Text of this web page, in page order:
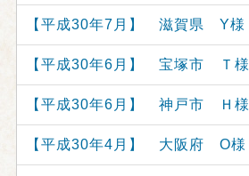
【平成30年7月】 滋賀県 Y様
【平成30年6月】 宝塚市 Ｔ様
【平成30年6月】 神戸市 Ｈ様
【平成30年4月】 大阪府 O様